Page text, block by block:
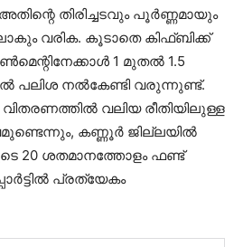
തിരിച്ചടവും പൂർണ്ണമായും
വരിക. കൂടാതെ കിഫ്ബിക്ക്
1 മുതൽ 1.5
പലിശ നൽകേണ്ടി വരുന്നുണ്ട്.
വലിയ രീതിയിലുള്ള
കണ്ണൂർ ജില്ലയിൽ
20 ശതമാനത്തോളം ഫണ്ട്
പ്രത്യേകം